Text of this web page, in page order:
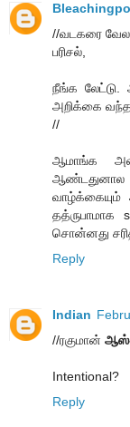
//வடகரை
பரிசல்,
நீங்க லேட்டு.
அறிக்கை
//
ஆமாங்க
தத்ருபாமாக
சொன்னது
Reply
Indian
//ரகுமான்
Intentional?
Reply